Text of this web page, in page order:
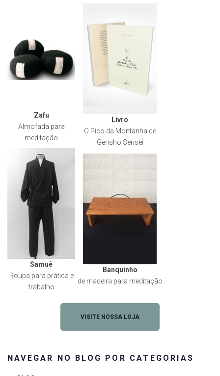
Zafu
Almofada para
meditação
Livro
O Pico da Montanha de
Gensho Sensei
Samuê
Roupa para prática e
trabalho
Banquinho
de madeira para meditação
VISITE NOSSA LOJA
NAVEGAR NO BLOG POR CATEGORIAS